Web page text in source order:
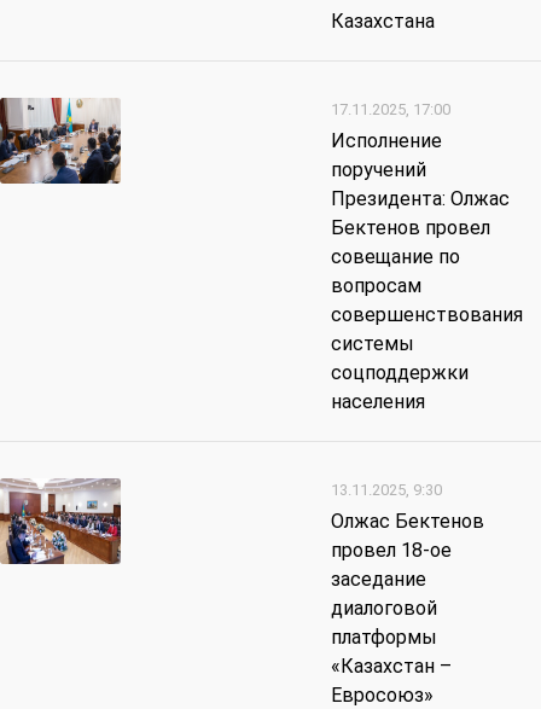
Казахстана
17.11.2025, 17:00
Исполнение
поручений
Президента: Олжас
Бектенов провел
совещание по
вопросам
совершенствования
системы
соцподдержки
населения
13.11.2025, 9:30
Олжас Бектенов
провел 18-ое
заседание
диалоговой
платформы
«Казахстан –
Евросоюз»